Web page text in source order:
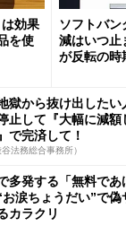
は効果
を使
ソフトバン
減はいつ
が反転の
獄から抜け出した
止して『大幅に減
で完済して！
法務総合事務所）
多発する「無料で
涙ちょうだい”で偽
カラクリ